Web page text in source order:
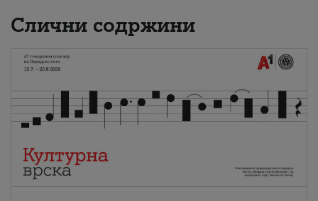
Слични содржини